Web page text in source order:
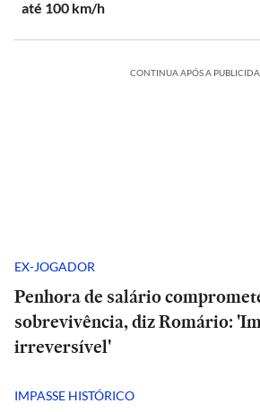
até 100 km/h
CONTINUA APÓS A
EX-JOGADOR
Penhora de salário
sobrevivência, diz Romário:
irreversível'
IMPASSE HISTÓRICO